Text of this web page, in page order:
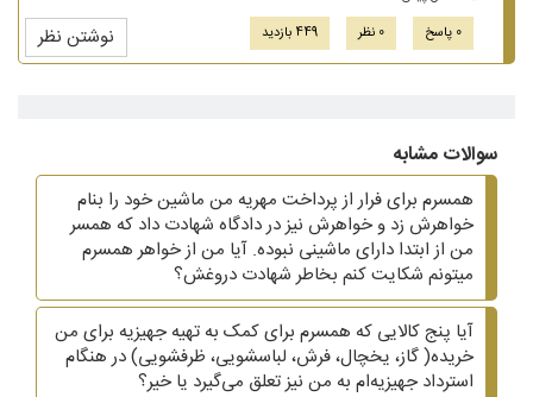
0 پاسخ
0 نظر 449 بازدید نوشتن نظر
سوالات مشابه
همسرم برای فرار از پرداخت مهریه من ماشین خود را بنام
خواهرش زد و خواهرش نیز در دادگاه شهادت داد که همسر
من از ابتدا دارای ماشینی نبوده. آیا من از خواهر همسرم
میتونم شکایت کنم بخاطر شهادت دروغش؟
آیا پنج کالایی که همسرم برای کمک به تهیه جهیزیه برای من
خریده( گاز، یخچال، فرش، لباسشویی، ظرفشویی)‌ در هنگام
استرداد جهیزیه‌ام به من نیز تعلق می‌گیرد یا خیر؟